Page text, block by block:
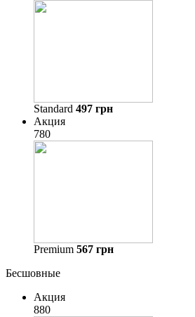
Standard 497 грн
Акция
780
Premium 567 грн
Бесшовные
Акция
880